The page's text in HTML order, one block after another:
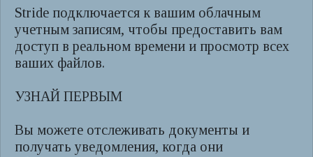
Stride подключается к вашим облачным
учетным записям, чтобы предоставить вам
доступ в реальном времени и просмотр всех
ваших файлов.
УЗНАЙ ПЕРВЫМ
Вы можете отслеживать документы и
получать уведомления, когда они